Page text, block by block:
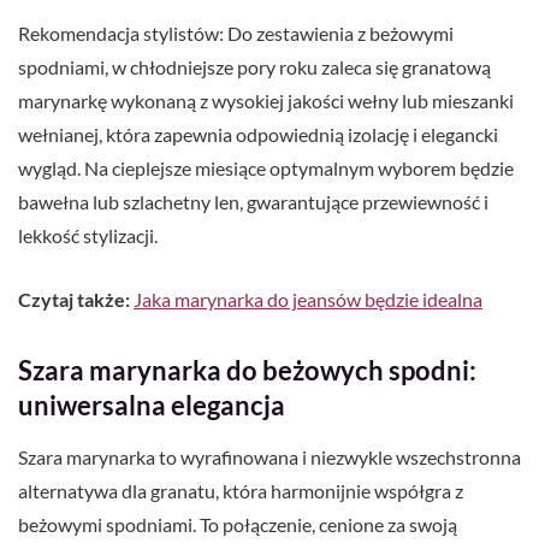
Rekomendacja stylistów: Do zestawienia z beżowymi
spodniami, w chłodniejsze pory roku zaleca się granatową
marynarkę wykonaną z wysokiej jakości wełny lub mieszanki
wełnianej, która zapewnia odpowiednią izolację i elegancki
wygląd. Na cieplejsze miesiące optymalnym wyborem będzie
bawełna lub szlachetny len, gwarantujące przewiewność i
lekkość stylizacji.
Czytaj także: Jaka marynarka do jeansów będzie idealna
Szara marynarka do beżowych spodni:
uniwersalna elegancja
Szara marynarka to wyrafinowana i niezwykle wszechstronna
alternatywa dla granatu, która harmonijnie współgra z
beżowymi spodniami. To połączenie, cenione za swoją